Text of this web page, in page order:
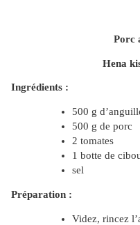
Porc
Hena
Ingrédients :
500 g
500 g de porc
2 tomates
1 botte de
sel
Préparation :
Videz, rincez